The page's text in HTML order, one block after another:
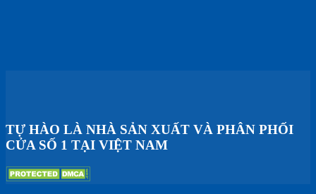
TỰ HÀO LÀ NHÀ SẢN XUẤT VÀ PHÂN PHỐI
CỬA SỐ 1 TẠI VIỆT NAM